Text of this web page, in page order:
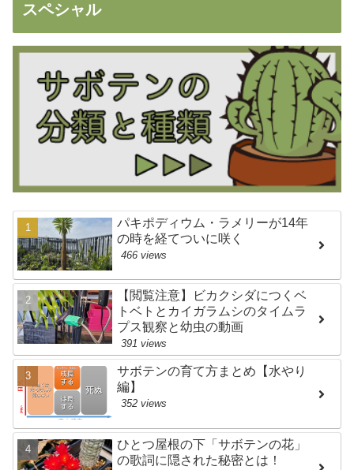
スペシャル
パキポディウム・ラメリーが14年
の時を経てついに咲く
466 views
【閲覧注意】ビカクシダにつくベ
トベトとカイガラムシのタイムラ
プス観察と幼虫の動画
391 views
サボテンの育て方まとめ【水やり
編】
352 views
ひとつ屋根の下「サボテンの花」
の歌詞に隠された秘密とは！